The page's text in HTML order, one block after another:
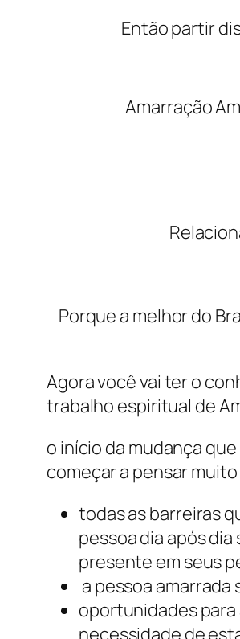
Então partir
Amarração
Porque a melhor do
Agora você vai ter o
trabalho espiritual de
o início da mudança
começar a pensar
todas as barreiras
pessoa dia após
presente em seus
a pessoa
oportunidades para